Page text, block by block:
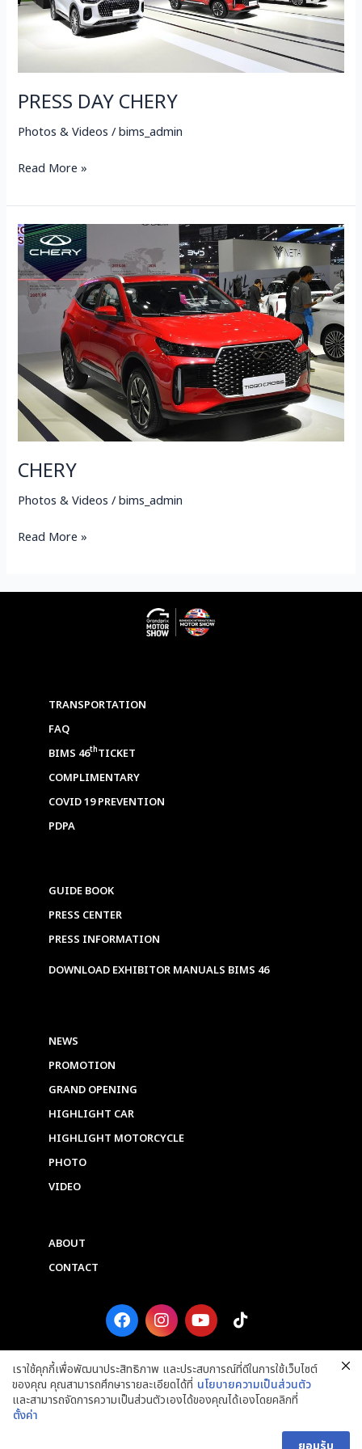
PRESS DAY CHERY
Photos & Videos /bims_admin
Read More »
CHERY
Photos & Videos /bims_admin
CHERY
Read More »
TRANSPORTATION
FAQ
BIMS 46thTICKET
COMPLIMENTARY
COVID 19 PREVENTION
PDPA
GUIDE BOOK
PRESS CENTER
PRESS INFORMATION
DOWNLOAD EXHIBITOR MANUALS BIMS 46
NEWS
PROMOTION
GRAND OPENING
HIGHLIGHT CAR
HIGHLIGHT MOTORCYCLE
PHOTO
VIDEO
ABOUT
CONTACT
F
a
c
e
b
o
o
I
n
s
t
a
g
r
Y
o
u
t
u
b
e
T
i
k
t
o
k
เราใช้คุกกี้เพื่อพัฒนาประสิทธิภาพ และประสบการณ์ที่ดีในการใช้เว็บไซต์
ของคุณ คุณสามารถศึกษารายละเอียดได้ที่ นโยบายความเป็นส่วนตัว
และสามารถจัดการความเป็นส่วนตัวเองได้ของคุณได้เองโดยคลิกที่
ตั้งค่า